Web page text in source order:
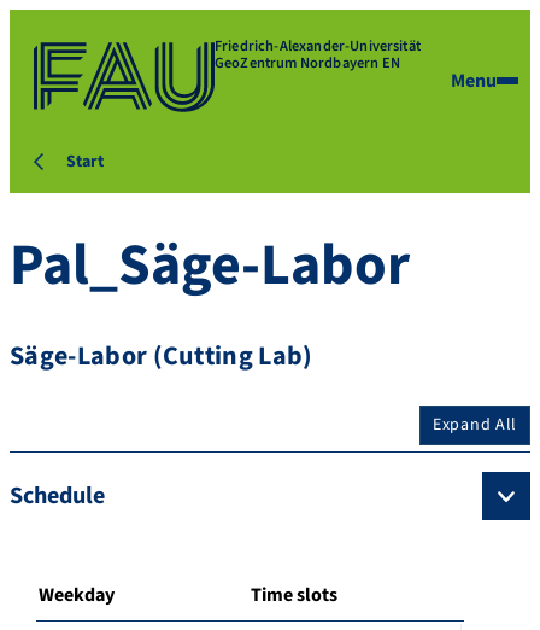
Friedrich-Alexander-Universität
GeoZentrum Nordbayern EN
Menu
Start
Pal_Säge-Labor
Säge-Labor (Cutting Lab)
Expand All
Schedule
Weekday Time slots